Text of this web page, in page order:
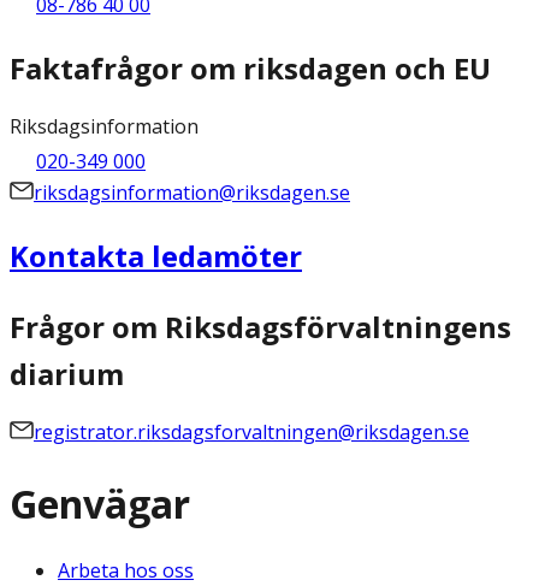
Faktafrågor om riksdagen och EU
Riksdagsinformation
020-349 000
riksdagsinformation@riksdagen.se
Kontakta ledamöter
Frågor om Riksdagsförvaltningens
diarium
registrator.riksdagsforvaltningen@riksdagen.se
Genvägar
Arbeta hos oss